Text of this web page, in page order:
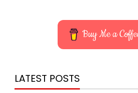
Buy Me a
LATEST POSTS